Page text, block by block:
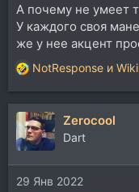
А почему не умеет
У каждого своя
же у нее акцент
Р
е
а
к
ц
и
и
:
NotResponse и
Zerocool
Dart
29 Янв 2022